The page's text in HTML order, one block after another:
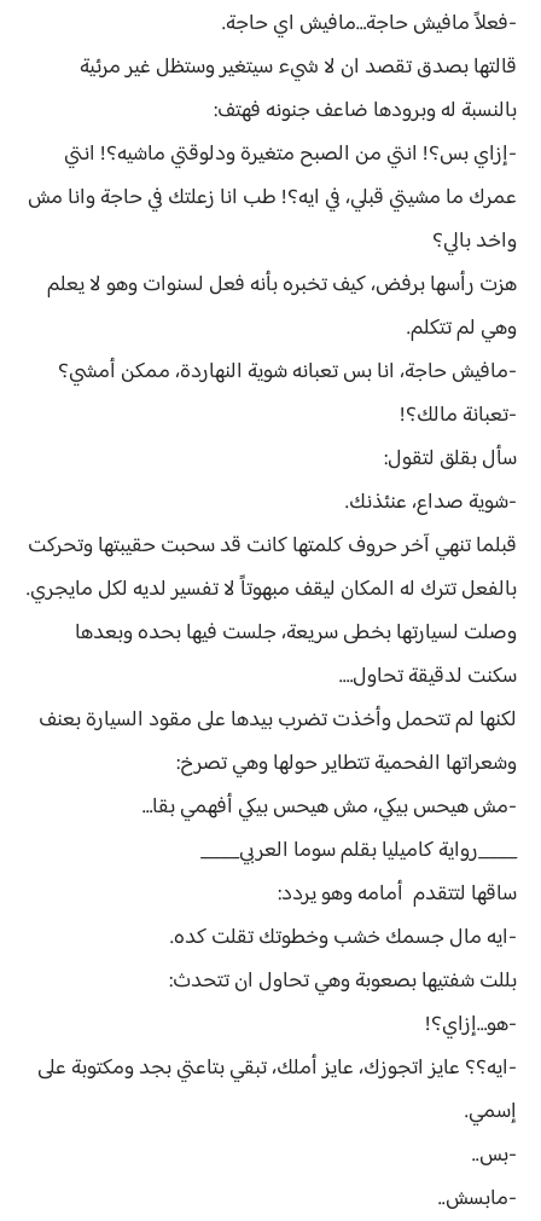
-فعلاً مافيش حاجة…مافيش اي حاجة.
قالتها بصدق تقصد ان لا شيء سيتغير وستظل غير مرئية
بالنسبة له وبرودها ضاعف جنونه فهتف:
-إزاي بس؟! انتي من الصبح متغيرة ودلوقتي ماشيه؟! انتي
عمرك ما مشيتي قبلي، في ايه؟! طب انا زعلتك في حاجة وانا مش
واخد بالي؟
هزت رأسها برفض، كيف تخبره بأنه فعل لسنوات وهو لا يعلم
وهي لم تتكلم.
-مافيش حاجة، انا بس تعبانه شوية النهاردة، ممكن أمشي؟
-تعبانة مالك؟!
سأل بقلق لتقول:
-شوية صداع، عنئذنك.
قبلما تنهي آخر حروف كلمتها كانت قد سحبت حقيبتها وتحركت
بالفعل تترك له المكان ليقف مبهوتاً لا تفسير لديه لكل مايجري.
وصلت لسيارتها بخطى سريعة، جلست فيها بحده وبعدها
سكنت لدقيقة تحاول….
لكنها لم تتحمل وأخذت تضرب بيدها على مقود السيارة بعنف
وشعراتها الفحمية تتطاير حولها وهي تصرخ:
-مش هيحس بيكي، مش هيحس بيكي أفهمي بقا…
____رواية كاميليا بقلم سوما العربي____
ساقها لتتقدم أمامه وهو يردد:
-ايه مال جسمك خشب وخطوتك تقلت كده.
بللت شفتيها بصعوبة وهي تحاول ان تتحدث:
-هو…إزاي؟!
-ايه؟؟ عايز اتجوزك، عايز أملك، تبقي بتاعتي بجد ومكتوبة على
إسمي.
-بس..
-مابسش..